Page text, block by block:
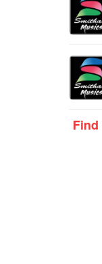
Find